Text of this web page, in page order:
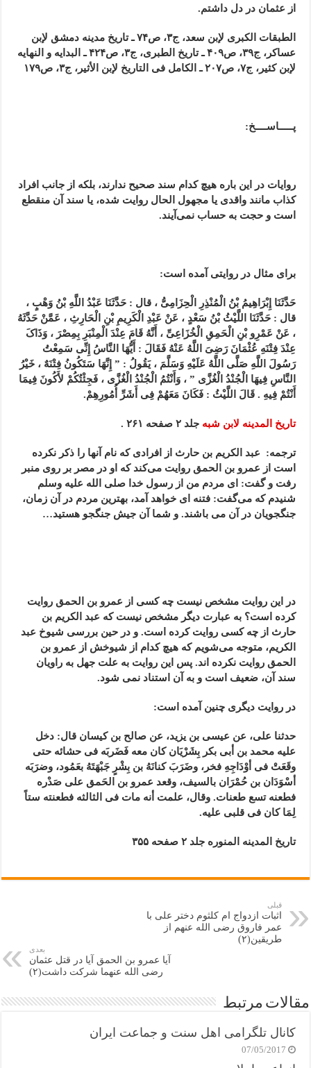
از عثمان در دل داشتم.
الطبقات الکبرى لإبن سعد، ج۳، ص۷۴ ـ تاریخ مدینه دمشق لإبن
عساکر، ج۳۹، ص۴۰۹ ـ تاریخ الطبری، ج۳، ص۴۲۴ ـ البدایه و النهایه
لإبن کثیر، ج۷، ص۲۰۷ ـ الکامل فی التاریخ لإبن الأثیر، ج۳، ص۱۷۹
پـــــاســــخ:
روایات در این باره هیچ کدام سند صحیح ندارند‌، بلکه از جانب افراد
کذاب مانند واقدی یا مجهول الحال روایت شده، یا سند آن منقطع
است و حجت به حساب نمی‌آیند.
برای مثال در روایتی آمده است:
حَدَّثَنَا إِبْرَاهِیمُ بْنُ الْمُنْذِرِ الْحِزَامِیُّ ، قال : حَدَّثَنَا عَبْدُ اللَّهِ بْنُ وَهْبٍ ،
قال : حَدَّثَنَا اللَّیْثُ بْنُ سَعْدٍ ، عَنْ عَبْدِ الْکَرِیمِ بْنِ الْحَارِثِ ، عَمَّنْ حَدَّثَهُ
، عَنْ عَمْرِو بْنِ الْحَمِقِ الْخُزَاعِیِّ ، أَنَّهُ قَامَ عِنْدَ الْمِنْبَرِ بِمِصْرَ ، وَذَاکَ
عِنْدَ فِتْنَهِ عُثْمَانَ رَضِیَ اللَّهُ عَنْهُ فَقَالَ : أَیُّهَا النَّاسُ إِنِّی سَمِعْتُ
رَسُولَ اللَّهِ صَلَّى اللَّهُ عَلَیْهِ وَسَلَّمَ ، یَقُولُ : ” إِنَّهَا سَتَکُونُ فِتْنَهٌ ، خَیْرُ
النَّاسِ فِیهَا الْجُنْدُ الْغُزَّى ” ، وَأَنْتُمُ الْجُنْدُ الْغُزَّى ، فَجِئْتُکُمْ لأَکُونَ فِیمَا
أَنْتُمْ فِیهِ . قَالَ اللَّیْثُ : فَکَانَ مَعَهُمْ فِی أَشَرِّ أُمُورِهِمْ.
تاریخ المدینه لابن شبه جلد ۲ صفحه ۲۶۱ .
ترجمه: عبد الکریم بن حارث از افرادی که نام آنها را ذکر نکرده
است از عمرو بن الحمق روایت می‌کند که او در مصر بر روی منبر
رفت و گفت: ای مردم من از رسول خدا صلی الله علیه وسلم
شنیدم که می‌گفت: فتنه ای خواهد آمد، بهترین مردم در آن زمان،
جنگجویان در آن می باشند. و شما آن جیش جنگجو هستید…
در این روایت مشخص نیست چه کسی از عمرو بن الحمق روایت
کرده است؟ به عبارت دیگر مشخص نیست که عبد الکریم بن
حارث از چه کسی روایت کرده است. و در حین بررسی شیوخ عبد
الکریم، متوجه می‌شویم که هیچ کدام از شیوخش از عمرو بن
الحمق روایت نکرده اند. پس این روایت به علت جهل به راویان
سند آن، ضعیف است و به آن استناد نمی شود.
در روایت دیگری چنین آمده است:
حدثنا علی، عن عیسى بن یزید، عن صالح بن کیسان قال: دخل
علیه محمد بن أبی بکر بِشَرْیَان کان معه فَضَربَه فی حشائه حتى
وقَعَتْ فی أوْدَاجِهِ فخر، وضَرَبَ کنانَهُ بن بِشْرٍ جَبْهَتَهُ بعَمُود، وضرَبَه
أسْوَدَان بن حُمْرَان بالسیف، وقعد عمرو بن الحَمق على صَدْره
فطعنه تسع طعنات. وقال، علمت أنه مات فی الثالثه فطعنته ستاً
لِمَا کان فی قلبی علیه.
تاریخ المدینه المنوره جلد ۲ صفحه ۳۵۵
قبلی
اثبات ازدواج ام کلثوم دختر علی با
عمر فاروق رضی الله عنهم از
طریقین(۲)
بعدی
آیا عمرو بن الحمق آیا در قتل عثمان
رضی الله عنهما شرکت داشت(۲)
مقالات مرتبط
کانال تلگرامی اهل سنت و جماعت ایران
07/05/2017